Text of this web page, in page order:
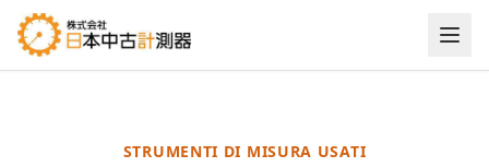
STRUMENTI DI MISURA USATI